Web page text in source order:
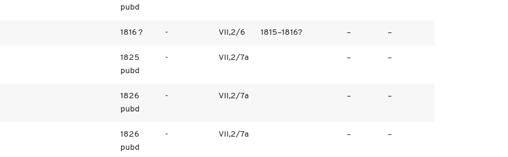
pubd
1816 ? - VII,2/6 1815–1816? – –
1825
pubd
- VII,2/7a – –
1826
pubd
- VII,2/7a – –
1826
pubd
- VII,2/7a – –